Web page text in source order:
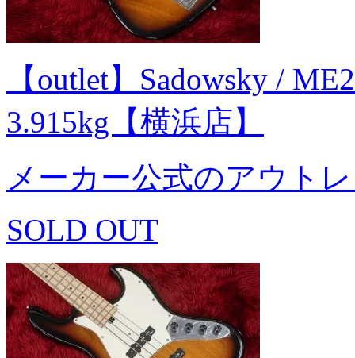
【outlet】Sadowsky /
3.915kg【横浜店】
メーカー公式のアウト
SOLD OUT